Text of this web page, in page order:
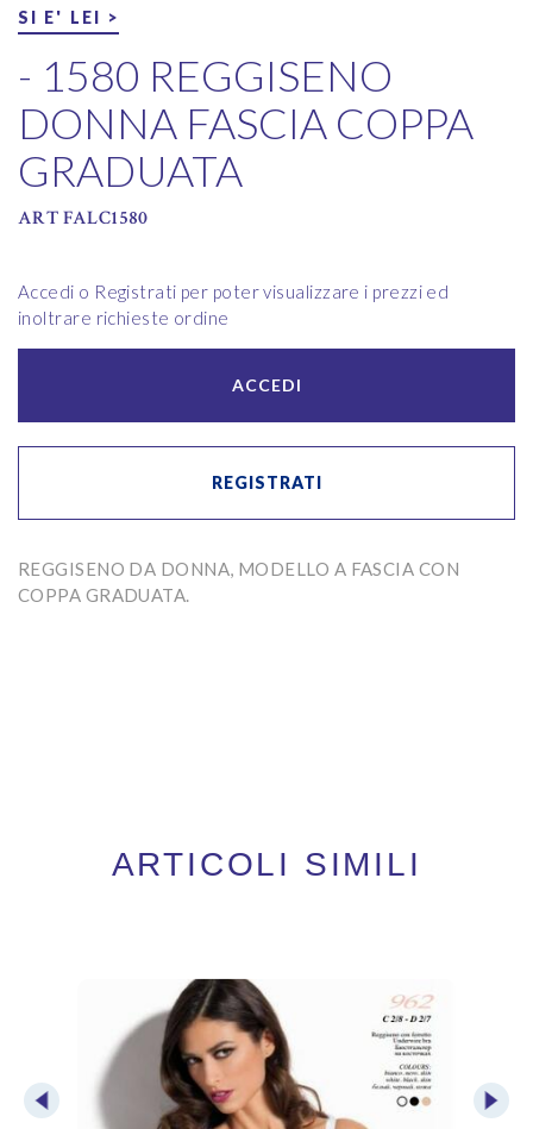
SI E' LEI >
- 1580 REGGISENO
DONNA FASCIA COPPA
GRADUATA
ART FALC1580
Accedi o Registrati per poter visualizzare i prezzi ed
inoltrare richieste ordine
ACCEDI
REGISTRATI
REGGISENO DA DONNA, MODELLO A FASCIA CON
COPPA GRADUATA.
ARTICOLI SIMILI